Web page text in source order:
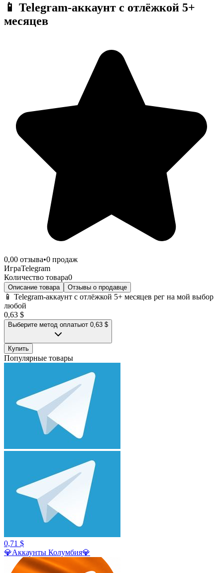
📱 Telegram-аккаунт с отлёжкой 5+
месяцев
0,00 отзыва•0 продаж
ИграTelegram
Количество товара0
Описание товара Отзывы о продавце
📱 Telegram-аккаунт с отлёжкой 5+ месяцев рег на мой выбор
любой
0,63 $
Выберите метод оплатыот 0,63 $
Купить
Популярные товары
0,71 $
💎Аккаунты Колумбия💎